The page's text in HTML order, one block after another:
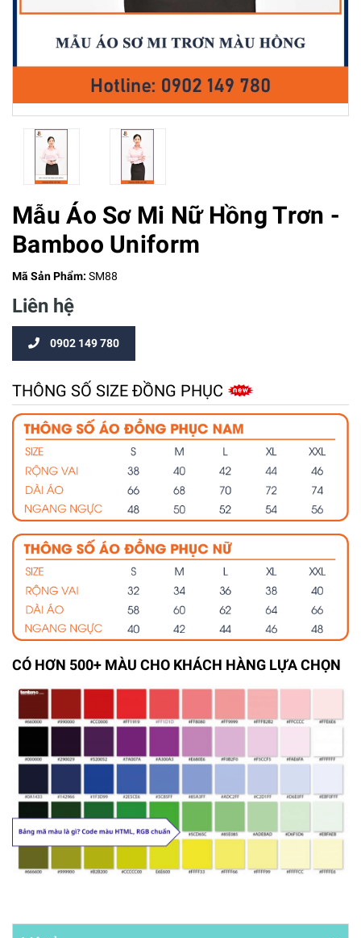
Mẫu Áo Sơ Mi Nữ Hồng Trơn -
Bamboo Uniform
Mã Sản Phẩm: SM88
Liên hệ
0902 149 780
THÔNG SỐ SIZE ĐỒNG PHỤC
CÓ HƠN 500+ MÀU CHO KHÁCH HÀNG LỰA CHỌN